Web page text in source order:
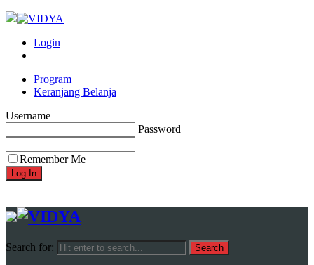
Login
Program
Keranjang Belanja
Username
Password
Remember Me
Search for: